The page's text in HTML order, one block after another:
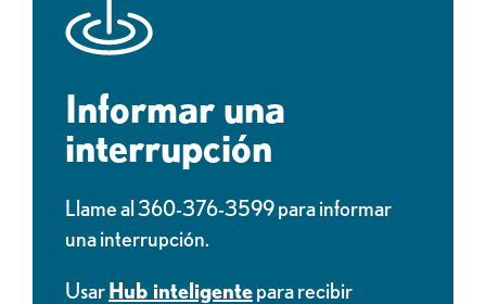
Informar una
interrupción
Llame al 360-376-3599 para informar
una interrupción.
UsarHub inteligentepara recibir